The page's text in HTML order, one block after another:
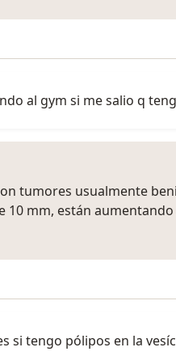
al gym si me salio q
tumores usualmente
10 mm, están
si tengo pólipos en la